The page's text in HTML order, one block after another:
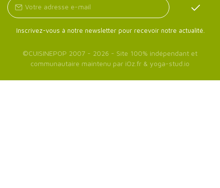
Inscrivez-vous à notre newsletter pour recevoir notre actualité.
©CUISINEPOP 2007 - 2026 - Site 100% indépendant et
communautaire maintenu par iOz.fr & yoga-stud.io